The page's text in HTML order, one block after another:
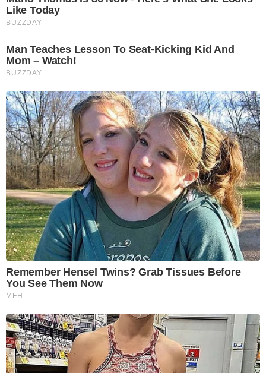
Like Today
BUZZDAY
Man Teaches Lesson To Seat-Kicking Kid And
Mom – Watch!
BUZZDAY
Remember Hensel Twins? Grab Tissues Before
You See Them Now
MFH